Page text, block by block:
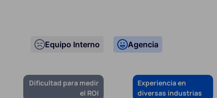
Equipo Interno
Dificultad para medir
el ROI
Agencia
Experiencia en
diversas industrias